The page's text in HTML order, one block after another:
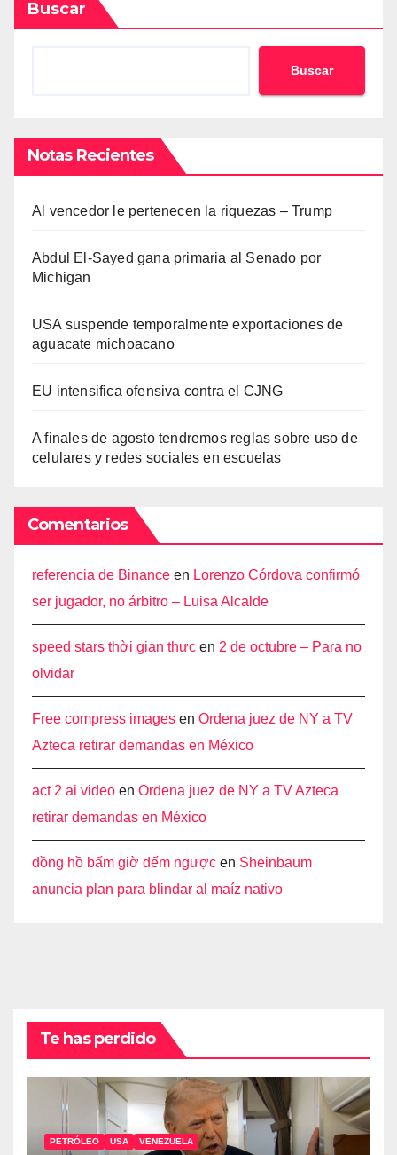
Buscar
Buscar
Notas Recientes
Al vencedor le pertenecen la riquezas – Trump
Abdul El-Sayed gana primaria al Senado por
Michigan
USA suspende temporalmente exportaciones de
aguacate michoacano
EU intensifica ofensiva contra el CJNG
A finales de agosto tendremos reglas sobre uso de
celulares y redes sociales en escuelas
Comentarios
referencia de Binance en Lorenzo Córdova confirmó
ser jugador, no árbitro – Luisa Alcalde
speed stars thời gian thực en 2 de octubre – Para no
olvidar
Free compress images en Ordena juez de NY a TV
Azteca retirar demandas en México
act 2 ai video en Ordena juez de NY a TV Azteca
retirar demandas en México
đồng hồ bấm giờ đếm ngược en Sheinbaum
anuncia plan para blindar al maíz nativo
Te has perdido
PETRÓLEO USA VENEZUELA